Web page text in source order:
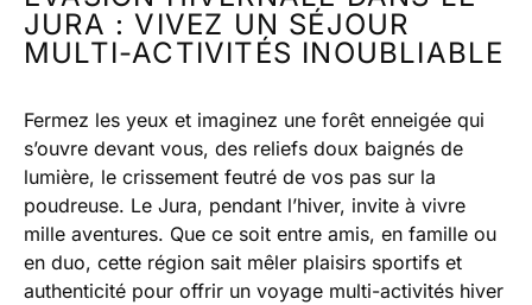
JURA : VIVEZ UN SÉJOUR
MULTI-ACTIVITÉS INOUBLIABLE
Fermez les yeux et imaginez une forêt enneigée qui
s’ouvre devant vous, des reliefs doux baignés de
lumière, le crissement feutré de vos pas sur la
poudreuse. Le Jura, pendant l’hiver, invite à vivre
mille aventures. Que ce soit entre amis, en famille ou
en duo, cette région sait mêler plaisirs sportifs et
authenticité pour offrir un voyage multi-activités hiver